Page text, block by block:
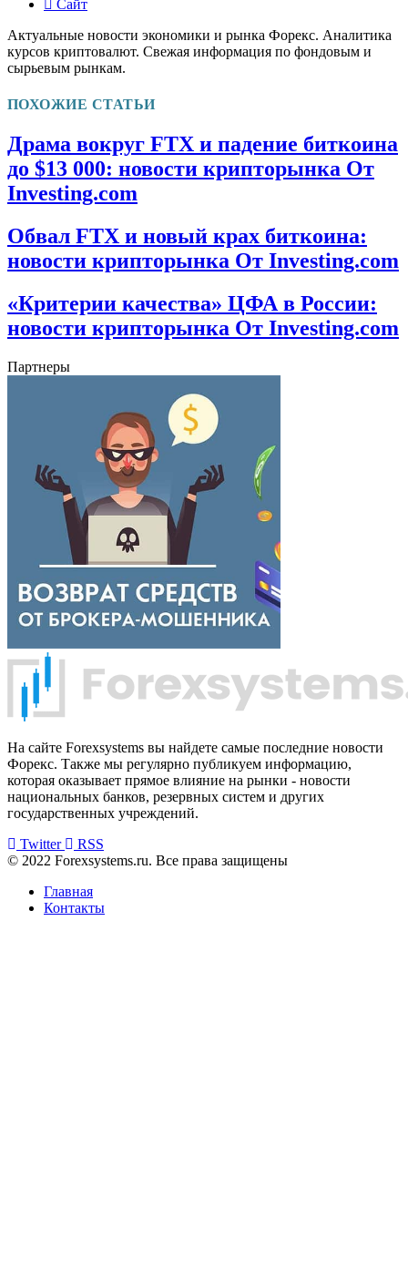
Сайт
Актуальные новости экономики и рынка Форекс. Аналитика
курсов криптовалют. Свежая информация по фондовым и
сырьевым рынкам.
ПОХОЖИЕ СТАТЬИ
Драма вокруг FTX и падение биткоина
до $13 000: новости крипторынка От
Investing.com
Обвал FTX и новый крах биткоина:
новости крипторынка От Investing.com
«Критерии качества» ЦФА в России:
новости крипторынка От Investing.com
Партнеры
На сайте Forexsystems вы найдете самые последние новости
Форекс. Также мы регулярно публикуем информацию,
которая оказывает прямое влияние на рынки - новости
национальных банков, резервных систем и других
государственных учреждений.
Twitter
RSS
© 2022 Forexsystems.ru. Все права защищены
Главная
Контакты